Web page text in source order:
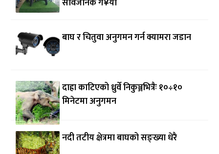
सार्वजनिक ग¥यो
बाघ र चितुवा अनुगमन गर्न क्यामरा जडान
दाह्रा काटिएको ध्रुर्वे निकुञ्जभित्रैः १०÷१०
मिनेटमा अनुगमन
नदी तटीय क्षेत्रमा बाघको सङ्ख्या धेरै